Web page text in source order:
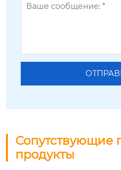
Сопутствующие
продукты